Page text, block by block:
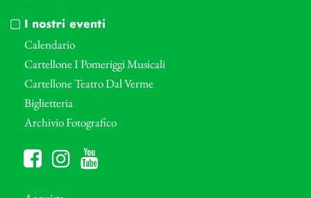
I nostri eventi
Calendario
Cartellone I Pomeriggi Musicali
Cartellone Teatro Dal Verme
Biglietteria
Archivio Fotografico